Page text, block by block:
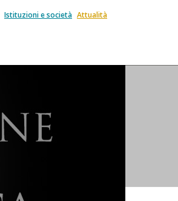
Istituzioni e società Attualità